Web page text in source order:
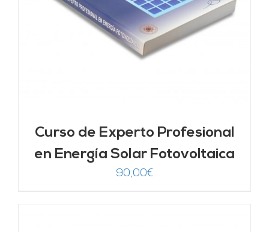
Curso de Experto Profesional
en Energía Solar Fotovoltaica
90,00€